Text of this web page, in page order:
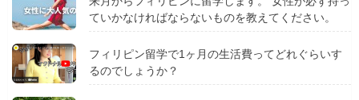
ていかなければならないものを教えてください。
フィリピン留学で1ヶ月の生活費ってどれぐらいす
るのでしょうか？